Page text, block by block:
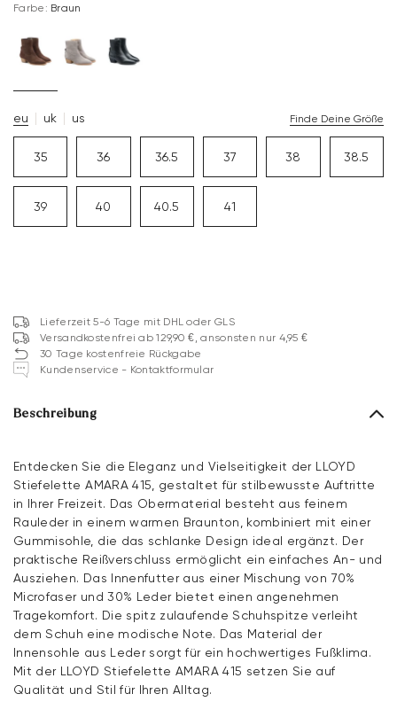
Farbe: Braun
eu uk us Finde Deine Größe
35 36 36.5 37 38 38.5
39 40 40.5 41
Lieferzeit 5-6 Tage mit DHL oder GLS
Versandkostenfrei ab 129,90 €, ansonsten nur 4,95 €
30 Tage kostenfreie Rückgabe
Kundenservice - Kontaktformular
Beschreibung
Entdecken Sie die Eleganz und Vielseitigkeit der LLOYD
Stiefelette AMARA 415, gestaltet für stilbewusste Auftritte
in Ihrer Freizeit. Das Obermaterial besteht aus feinem
Rauleder in einem warmen Braunton, kombiniert mit einer
Gummisohle, die das schlanke Design ideal ergänzt. Der
praktische Reißverschluss ermöglicht ein einfaches An- und
Ausziehen. Das Innenfutter aus einer Mischung von 70%
Microfaser und 30% Leder bietet einen angenehmen
Tragekomfort. Die spitz zulaufende Schuhspitze verleiht
dem Schuh eine modische Note. Das Material der
Innensohle aus Leder sorgt für ein hochwertiges Fußklima.
Mit der LLOYD Stiefelette AMARA 415 setzen Sie auf
Qualität und Stil für Ihren Alltag.